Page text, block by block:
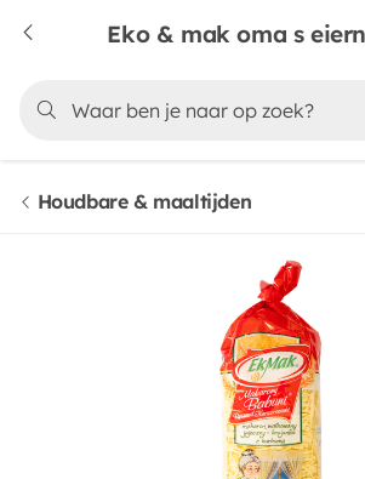
Eko & mak oma s
Houdbare & maaltijden